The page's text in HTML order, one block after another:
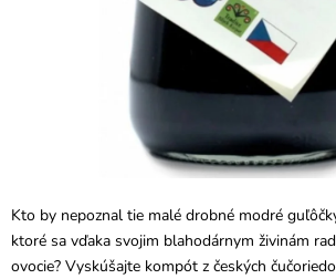
Kto by nepoznal tie malé drobné modré
ktoré sa vďaka svojim blahodárnym živinám
ovocie? Vyskúšajte kompót z českých